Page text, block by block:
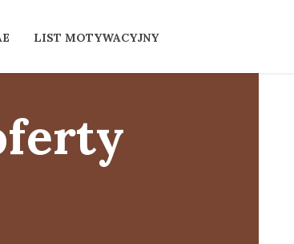
LIST MOTYWACYJNY